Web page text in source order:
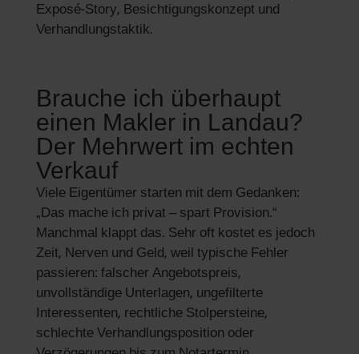
Exposé-Story, Besichtigungskonzept und
Verhandlungstaktik.
Brauche ich überhaupt
einen Makler in Landau?
Der Mehrwert im echten
Verkauf
Viele Eigentümer starten mit dem Gedanken:
„Das mache ich privat – spart Provision.“
Manchmal klappt das. Sehr oft kostet es jedoch
Zeit, Nerven und Geld, weil typische Fehler
passieren: falscher Angebotspreis,
unvollständige Unterlagen, ungefilterte
Interessenten, rechtliche Stolpersteine,
schlechte Verhandlungsposition oder